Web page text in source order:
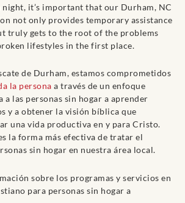
night, it’s important that our Durham, NC
not only provides temporary assistance
truly gets to the root of the problems
lifestyles in the first place.
de Durham, estamos comprometidos
la persona a través de un enfoque
a las personas sin hogar a aprender
y a obtener la visión bíblica que
una vida productiva en y para Cristo.
la forma más efectiva de tratar el
sin hogar en nuestra área local.
sobre los programas y servicios en
para personas sin hogar a